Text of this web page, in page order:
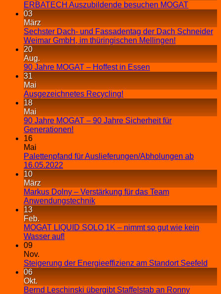
ERBATECH Auszubildende besuchen MOGAT
03
März
Sechster Dach- und Fassadentag der Dach Schneider
Weimar GmbH, im thüringischen Mellingen!
20
Aug.
90 Jahre MOGAT – Hoffest in Essen
31
Mai
Ausgezeichnetes Recycling!
18
Mai
90 Jahre MOGAT – 90 Jahre Sicherheit für
Generationen!
16
Mai
Palettenpfand für Auslieferungen/Abholungen ab
16.05.2022
10
März
Markus Dolny – Verstärkung für das Team
Anwendungstechnik
13
Feb.
MOGAT LIQUID SOLO 1K – nimmt so gut wie kein
Wasser auf!
09
Nov.
Steigerung der Energieeffizienz am Standort Seefeld
06
Okt.
Bernd Leschinski übergibt Staffelstab an Ronny